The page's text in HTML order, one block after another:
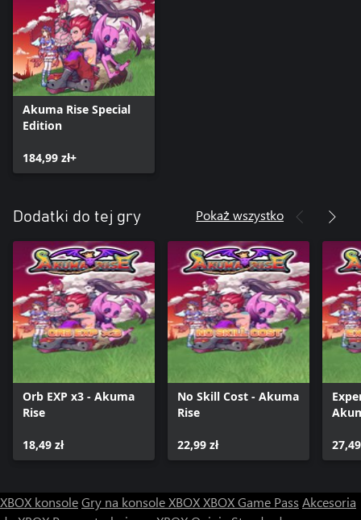
Akuma Rise Special
Edition
184,99 zł+
Dodatki do tej gry Pokaż wszystko
Orb EXP x3 - Akuma
Rise
18,49 zł
No Skill Cost - Akuma
Rise
22,99 zł
XBOX konsoleGry na konsole XBOXXBOX Game Pass Akcesoria